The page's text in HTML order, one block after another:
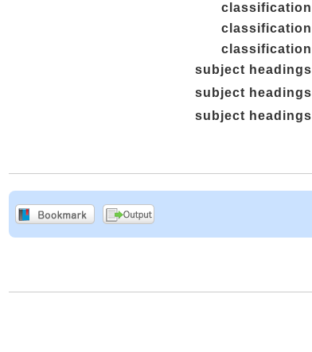
classification
classification
classification
subject headings
subject headings
subject headings